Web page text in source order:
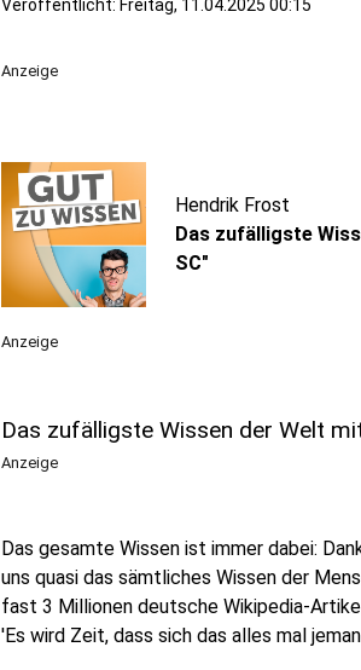
Veröffentlicht: Freitag, 11.04.2025 00:15
Anzeige
Hendrik Frost
Das zufälligste
SC"
Anzeige
Das zufälligste Wissen der Welt
Anzeige
Das gesamte Wissen ist immer dabei:
uns quasi das sämtliches Wissen der
fast 3 Millionen deutsche Wikipedia-
'Es wird Zeit, dass sich das alles mal